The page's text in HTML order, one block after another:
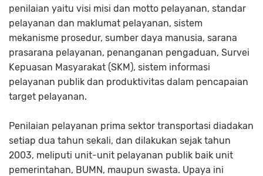
penilaian yaitu visi misi dan motto pelayanan, standar
pelayanan dan maklumat pelayanan, sistem
mekanisme prosedur, sumber daya manusia, sarana
prasarana pelayanan, penanganan pengaduan, Survei
Kepuasan Masyarakat (SKM), sistem informasi
pelayanan publik dan produktivitas dalam pencapaian
target pelayanan.
Penilaian pelayanan prima sektor transportasi diadakan
setiap dua tahun sekali, dan dilakukan sejak tahun
2003, meliputi unit-unit pelayanan publik baik unit
pemerintahan, BUMN, maupun swasta. Upaya ini